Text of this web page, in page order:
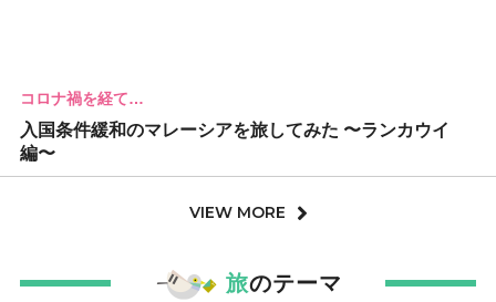
コロナ禍を経て…
入国条件緩和のマレーシアを旅してみた 〜ランカウイ
編〜
VIEW MORE
旅のテーマ